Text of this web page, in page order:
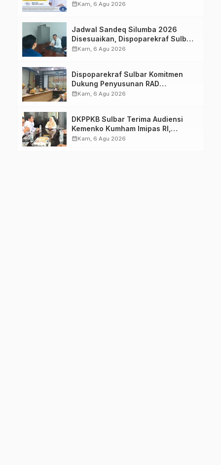
Imelda, Sp.Rad
calendar_monthKam, 6 Agu 2026
Jadwal Sandeq Silumba 2026
Disesuaikan, Dispoparekraf Sulbar
Pastikan Persiapan Tetap
calendar_monthKam, 6 Agu 2026
Dispoparekraf Sulbar Komitmen
Dukung Penyusunan RAD
TPB/SDGs Sulawesi Barat
calendar_monthKam, 6 Agu 2026
DKPPKB Sulbar Terima Audiensi
Kemenko Kumham Imipas RI,
Perkuat Pelayanan Kesehatan bagi
calendar_monthKam, 6 Agu 2026